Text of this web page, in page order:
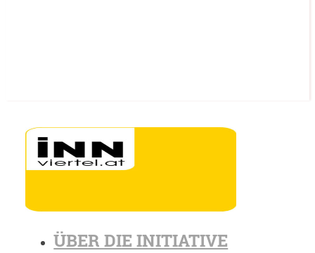
ÜBER DIE INITIATIVE